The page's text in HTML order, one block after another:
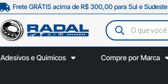
Frete GRÁTIS acima de R$ 300,00 para Sul e Sudeste
Adesivos e Quimicos Compre por Marca